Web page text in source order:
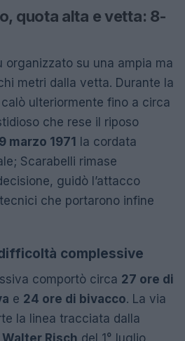
quota alta e vetta: 8-
organizzato su una ampia ma
metri dalla vetta. Durante la
ulteriormente fino a circa
che rese il riposo
9 marzo 1971
la cordata
Scarabelli rimase
guidò l’attacco
che portarono infine
complessive
comportò circa 27 ore di
e 24 ore di bivacco. La via
la linea tracciata dalla
Walter Risch del 1° luglio